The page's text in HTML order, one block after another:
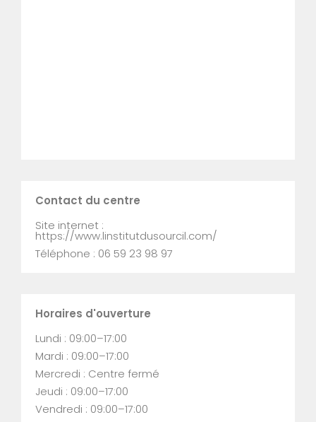
Contact du centre
Site internet :
https://www.linstitutdusourcil.com/
Téléphone : 06 59 23 98 97
Horaires d'ouverture
Lundi : 09:00–17:00
Mardi : 09:00–17:00
Mercredi : Centre fermé
Jeudi : 09:00–17:00
Vendredi : 09:00–17:00